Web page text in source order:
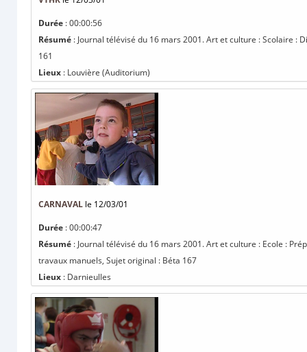
Durée : 00:00:56
Résumé : Journal télévisé du 16 mars 2001. Art et culture : Scolaire
161
Lieux : Louvière (Auditorium)
CARNAVAL le 12/03/01
Durée : 00:00:47
Résumé : Journal télévisé du 16 mars 2001. Art et culture : Ecole :
travaux manuels, Sujet original : Béta 167
Lieux : Darnieulles